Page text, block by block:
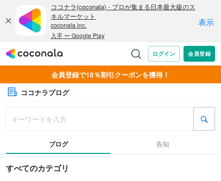
会員登録で10％割引クーポンを獲得！
ココナラブログ
ブログ 告知
すべてのカテゴリ